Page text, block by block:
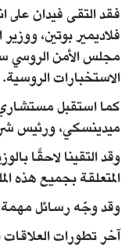
فقد التقى فيدان على
فلاديمير بوتين،
مجلس الأمن الروسي
الاستخبارات الروسية.
كما استقبل مستشاري
ميدينسكي، ورئيس
وقد التقينا لاحقًا
المتعلقة بجميع هذه
وقد وجّه رسائل مهمة،
آخر تطورات العلاقات